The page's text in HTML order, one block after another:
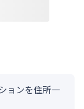
ョンを住所一